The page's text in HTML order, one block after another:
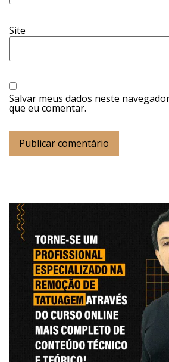
Site
Salvar meus dados neste
que eu comentar.